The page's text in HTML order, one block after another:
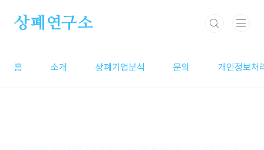
상폐연구소
홈 소개 상폐기업분석 문의 개인정보처